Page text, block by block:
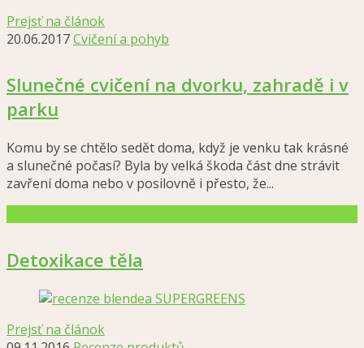
Prejsť na článok
20.06.2017Cvičení a pohyb
Slunečné cvičení na dvorku, zahradě i v
parku
Komu by se chtělo sedět doma, když je venku tak krásné
a slunečné počasí? Byla by velká škoda část dne strávit
zavření doma nebo v posilovně i přesto, že...
Detoxikace těla
Prejsť na článok